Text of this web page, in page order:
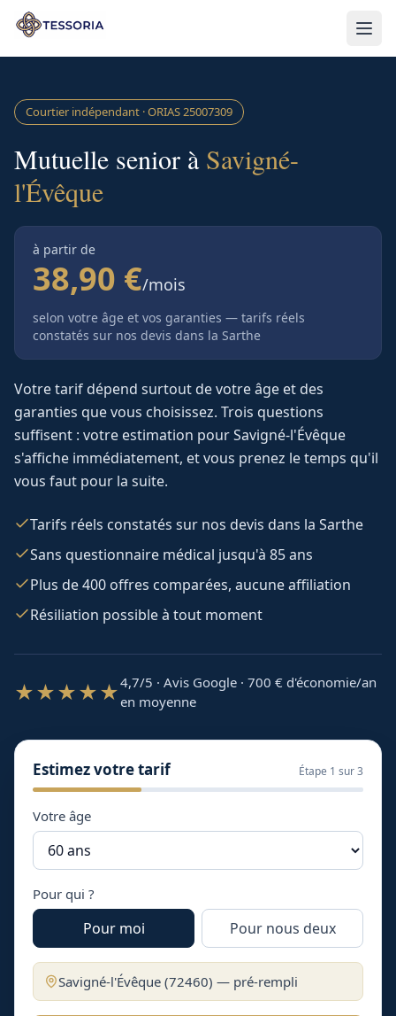
Aller au contenu principal
Courtier indépendant · ORIAS25007309
Mutuelle senior à Savigné-
l'Évêque
à partir de
38,90 €/mois
selon votre âge et vos garanties — tarifs réels
constatés sur nos devis dans la Sarthe
Votre tarif dépend surtout de votre âge et des
garanties que vous choisissez. Trois questions
suffisent : votre estimation pourSavigné-l'Évêque
s'affiche immédiatement, et vous prenez le temps qu'il
vous faut pour la suite.
Tarifs réels constatés sur nos devis dans la Sarthe
Sans questionnaire médical jusqu'à 85 ans
Plus de 400 offres comparées, aucune affiliation
Résiliation possible à tout moment
★★★★★4,7/5 · Avis Google · 700 € d'économie/an
en moyenne
Estimez votre tarif Étape 1 sur 3
Votre âge
Pour qui ?
Pour moi Pour nous deux
Savigné-l'Évêque (72460) — pré-rempli